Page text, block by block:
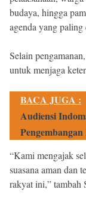
budaya, hingga
agenda yang
Selain
untuk menjaga
BACA JUGA :
Audiensi
Pengembangan
“Kami mengajak
suasana aman dan
rakyat ini,” tambah